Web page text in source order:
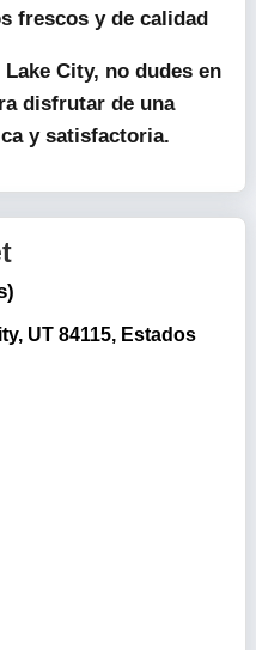
frescos y de calidad
City, no dudes en
disfrutar de una
y satisfactoria.
UT 84115, Estados